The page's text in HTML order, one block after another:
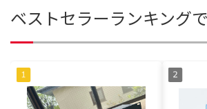
ベストセラーランキング